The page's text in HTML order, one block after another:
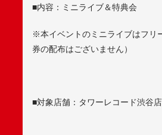
■内容：ミニライブ＆特典会
※本イベントのミニライブはフリ
券の配布はございません）
■対象店舗：タワーレコード渋谷店